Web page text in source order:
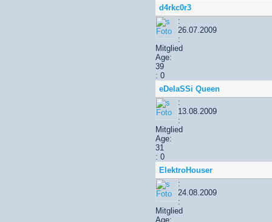
d4rkc0r3
:
26.07.2009
:
Mitglied
Age:
39
: 0
eDelaSSi Queen
:
13.08.2009
:
Mitglied
Age:
31
: 0
ElektroHouser
:
24.08.2009
:
Mitglied
Age: